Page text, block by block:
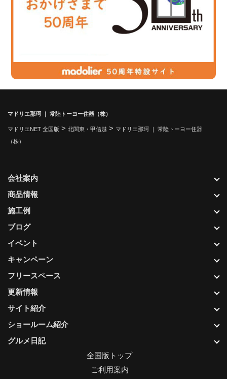
マドリエ那珂 ｜ 常陸トーヨー住器（株）
マドリエNET 全国版 > 北関東・甲信越 > マドリエ那珂 ｜ 常陸トーヨー住器
（株）
更新情報
サイト紹介
ショールーム紹介
グルメ日記
会社案内
商品情報
施工例
ブログ
イベント
キャンペーン
フリースペース
全国版トップ
ご利用案内